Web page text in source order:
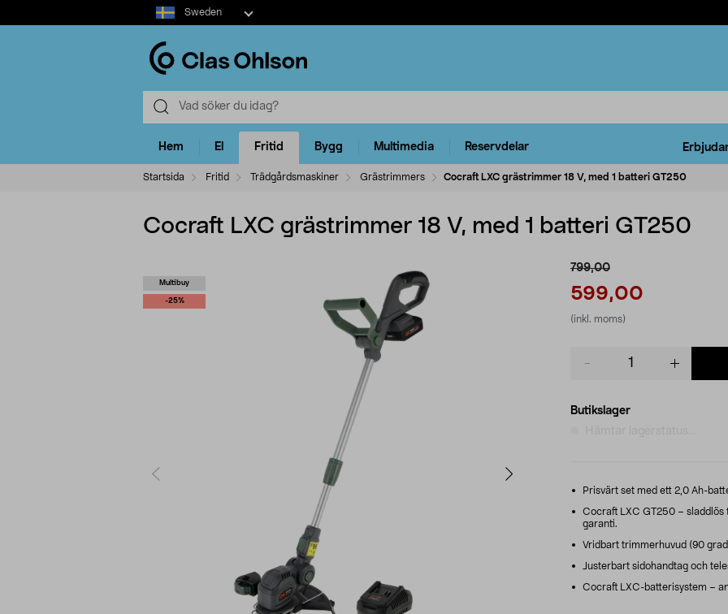
Select
market
Sweden
Hem El Fritid Bygg Multimedia Reservdelar
Startsida Fritid Trädgårdsmaskiner Grästrimmers Cocraft LXC grästrimmer 18 V, med 1 batteri GT250
Cocraft LXC grästrimmer 18 V, med 1 batteri GT250
Multibuy
-25%
799,00
599,00
(inkl. moms)
Butikslager
Prisvärt set med ett 2,0 Ah-
Cocraft LXC GT250 –
garanti.
Vridbart trimmerhuvud (90
Justerbart sidohandtag och
Cocraft LXC-batterisystem –